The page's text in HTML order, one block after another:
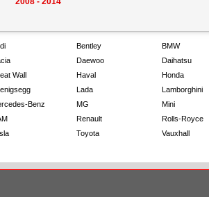
Bentley BMW
Daewoo Daihatsu
Wall Haval Honda
Lada Lamborghini
Benz MG Mini
Renault Rolls-Royce
Toyota Vauxhall